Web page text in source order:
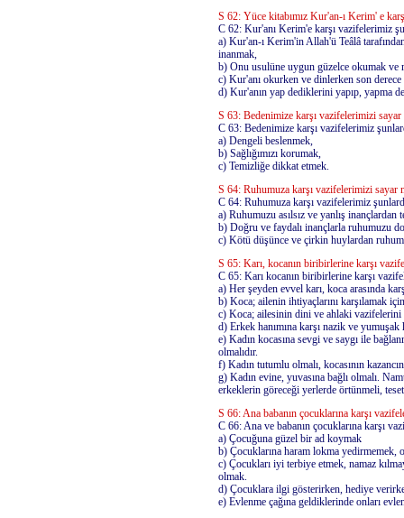
S 62: Yüce kitabımız Kur'an-ı Kerim' e
C 62: Kur'anı Kerim'e karşı vazifelerimiz
a) Kur'an-ı Kerim'in Allah'ü Teâlâ
inanmak,
b) Onu usulüne uygun güzelce okumak ve
c) Kur'anı okurken ve dinlerken son derece
d) Kur'anın yap dediklerini yapıp, yapma
S 63: Bedenimize karşı vazifelerimizi sayar
C 63: Bedenimize karşı vazifelerimiz
a) Dengeli beslenmek,
b) Sağlığımızı korumak,
c) Temizliğe dikkat etmek.
S 64: Ruhumuza karşı vazifelerimizi sayar
C 64: Ruhumuza karşı vazifelerimiz
a) Ruhumuzu asılsız ve yanlış inançlardan
b) Doğru ve faydalı inançlarla ruhumuzu
c) Kötü düşünce ve çirkin huylardan
S 65: Karı, kocanın biribirlerine karşı
C 65: Karı kocanın biribirlerine karşı
a) Her şeyden evvel karı, koca arasında
b) Koca; ailenin ihtiyaçlarını karşılamak
c) Koca; ailesinin dini ve ahlaki vazifelerini
d) Erkek hanımına karşı nazik ve yumuşak
e) Kadın kocasına sevgi ve saygı ile
olmalıdır.
f) Kadın tutumlu olmalı, kocasının
g) Kadın evine, yuvasına bağlı olmalı.
erkeklerin göreceği yerlerde örtünmeli,
S 66: Ana babanın çocuklarına karşı
C 66: Ana ve babanın çocuklarına karşı
a) Çocuğuna güzel bir ad koymak
b) Çocuklarına haram lokma yedirmemek,
c) Çocukları iyi terbiye etmek, namaz
olmak.
d) Çocuklara ilgi gösterirken, hediye
e) Evlenme çağına geldiklerinde onları